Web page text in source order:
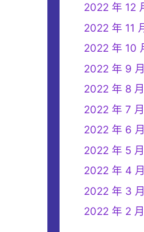
2022 年 12
2022 年 11
2022 年 10
2022 年 9 月
2022 年 8 月
2022 年 7 月
2022 年 6 月
2022 年 5 月
2022 年 4 月
2022 年 3 月
2022 年 2 月